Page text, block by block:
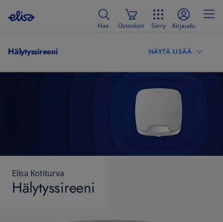
Hae Ostoskori Siirry Kirjaudu
Hälytyssireeni NÄYTÄ LISÄÄ
Elisa Kotiturva
Hälytyssireeni